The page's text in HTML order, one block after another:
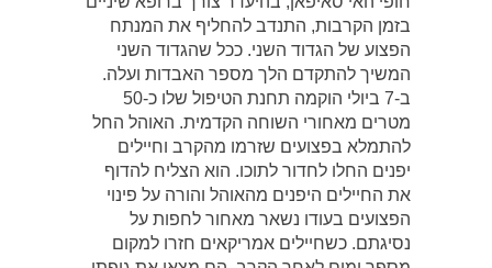
בזמן הקרבות, התנדב להחליף את המנתח
הפצוע של הגדוד השני. ככל שהגדוד השני
המשיך להתקדם הלך מספר האבדות ועלה.
ב-7 ביולי הוקמה תחנת הטיפול שלו כ-50
מטרים מאחורי השוחה הקדמית. האוהל החל
להתמלא בפצועים שזרמו מהקרב וחיילים
יפנים החלו לחדור לתוכו. הוא הצליח להדוף
את החיילים היפנים מהאוהל והורה על פינוי
הפצועים בעודו נשאר מאחור לחפות על
נסיגתם. כשחיילים אמריקאים חזרו למקום